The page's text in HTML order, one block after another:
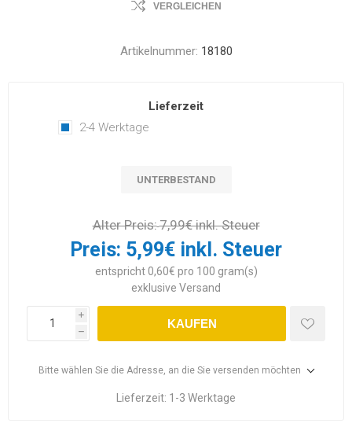
VERGLEICHEN
Artikelnummer: 18180
Lieferzeit
2-4 Werktage
UNTERBESTAND
Alter Preis:7,99€ inkl. Steuer
Preis: 5,99€ inkl. Steuer
entspricht 0,60€ pro 100 gram(s)
exklusive Versand
i
h
KAUFEN
Bitte wählen Sie die Adresse, an die Sie versenden möchten
Lieferzeit: 1-3 Werktage